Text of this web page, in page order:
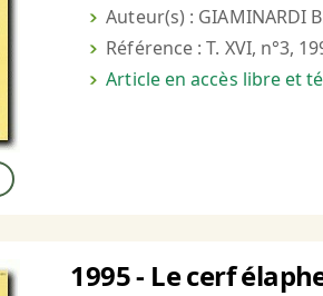
Auteur(s) : GIAMINARDI
Référence : T. XVI, n°3,
Article en accès libre et
1995 - Le cerf